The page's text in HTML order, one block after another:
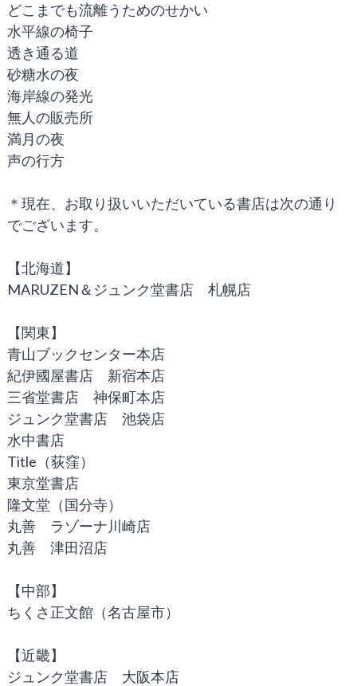
どこまでも流離うためのせかい
水平線の椅子
透き通る道
砂糖水の夜
海岸線の発光
無人の販売所
満月の夜
声の行方
＊現在、お取り扱いいただいている書店は次の通り
でございます。
【北海道】
MARUZEN＆ジュンク堂書店 札幌店
【関東】
青山ブックセンター本店
紀伊國屋書店 新宿本店
三省堂書店 神保町本店
ジュンク堂書店 池袋店
水中書店
Title（荻窪）
東京堂書店
隆文堂（国分寺）
丸善 ラゾーナ川崎店
丸善 津田沼店
【中部】
ちくさ正文館（名古屋市）
【近畿】
ジュンク堂書店 大阪本店